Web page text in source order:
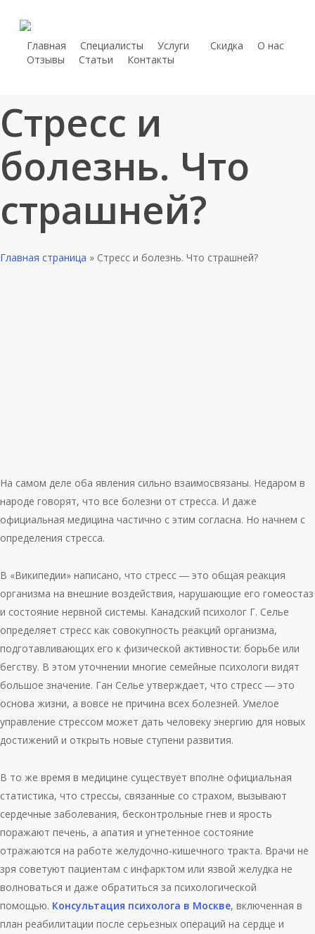
content
Главная Специалисты Услуги Скидка
О нас
Отзывы
Статьи Контакты
Стресс и
болезнь. Что
страшней?
Главная страница » Стресс и болезнь. Что страшней?
На самом деле оба явления сильно взаимосвязаны. Недаром в
народе говорят, что все болезни от стресса. И даже
официальная медицина частично с этим согласна. Но начнем с
определения стресса.
В «Википедии» написано, что стресс ― это общая реакция
организма на внешние воздействия, нарушающие его гомеостаз
и состояние нервной системы. Канадский психолог Г. Селье
определяет стресс как совокупность реакций организма,
подготавливающих его к физической активности: борьбе или
бегству. В этом уточнении многие семейные психологи видят
большое значение. Ган Селье утверждает, что стресс ― это
основа жизни, а вовсе не причина всех болезней. Умелое
управление стрессом может дать человеку энергию для новых
достижений и открыть новые ступени развития.
В то же время в медицине существует вполне официальная
статистика, что стрессы, связанные со страхом, вызывают
сердечные заболевания, бесконтрольные гнев и ярость
поражают печень, а апатия и угнетенное состояние
отражаются на работе желудочно-кишечного тракта. Врачи не
зря советуют пациентам с инфарктом или язвой желудка не
волноваться и даже обратиться за психологической
помощью. Консультация психолога в Москве, включенная в
план реабилитации после серьезных операций на сердце и